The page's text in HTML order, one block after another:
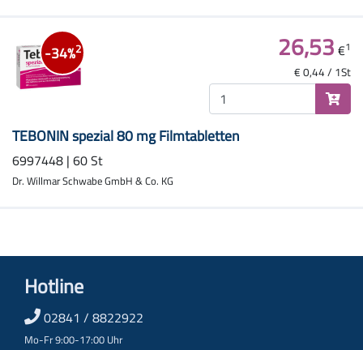
-34%2
TEBONIN spezial 80 mg Filmtabletten
6997448 | 60 St
Dr. Willmar Schwabe GmbH & Co. KG
26,53€1
€ 0,44 / 1St
Hotline
02841 / 8822922
Mo-Fr 9:00-17:00 Uhr